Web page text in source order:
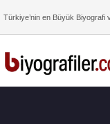
Türkiye’nin en Büyük Biyografi